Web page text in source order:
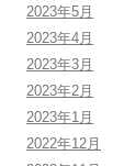
2023年5月
2023年4月
2023年3月
2023年2月
2023年1月
2022年12月